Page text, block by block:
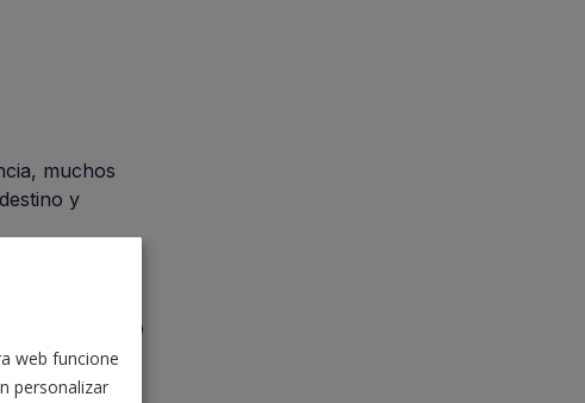
muchos
y
2023
web funcione
personalizar